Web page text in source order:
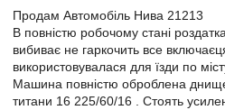
Продам Автомобіль Нива 21213
В повністю робочому стані
вибиває не гаркочить все
використовувалася для їзди по
Машина повністю оброблена
титани 16 225/60/16 . Стоять